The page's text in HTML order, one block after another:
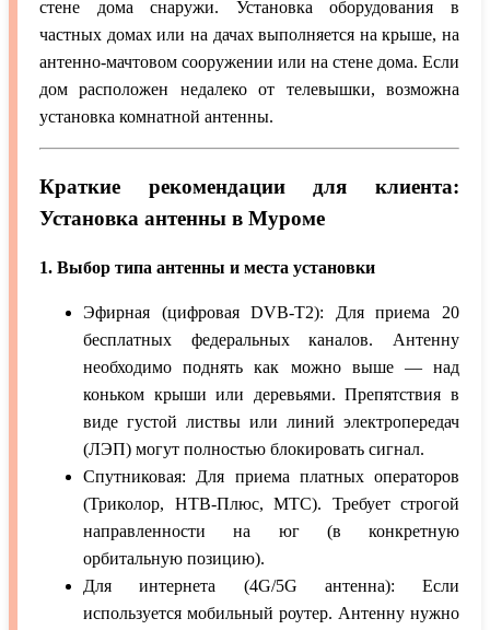
стене дома снаружи. Установка оборудования в
частных домах или на дачах выполняется на крыше, на
антенно-мачтовом сооружении или на стене дома. Если
дом расположен недалеко от телевышки, возможна
установка комнатной антенны.
Краткие рекомендации для клиента:
Установка антенны в Муроме
1. Выбор типа антенны и места установки
Эфирная (цифровая DVB-T2): Для приема 20
бесплатных федеральных каналов. Антенну
необходимо поднять как можно выше — над
коньком крыши или деревьями. Препятствия в
виде густой листвы или линий электропередач
(ЛЭП) могут полностью блокировать сигнал.
Спутниковая: Для приема платных операторов
(Триколор, НТВ-Плюс, МТС). Требует строгой
направленности на юг (в конкретную
орбитальную позицию).
Для интернета (4G/5G антенна): Если
используется мобильный роутер. Антенну нужно